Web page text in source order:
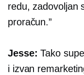
redu, zadovoljan
proračun.”
Jesse: Tako
i izvan